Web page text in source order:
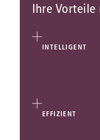
Ihre
INTELLIGENT
EFFIZIENT